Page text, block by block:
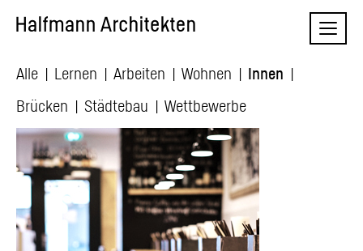
to
Alle Lernen Arbeiten Wohnen
Innen
Brücken
Städtebau Wettbewerbe
485 Grad – Neapolitanische
Pizzeria
Mehr Informationen